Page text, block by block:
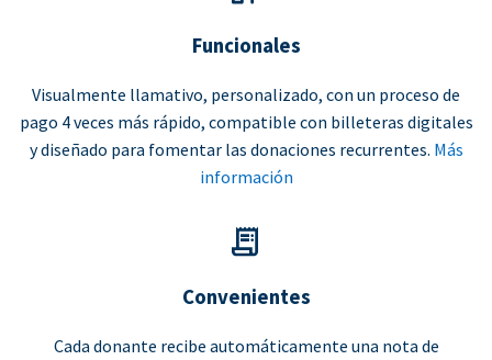
Funcionales
Visualmente llamativo, personalizado, con un proceso de
pago 4 veces más rápido, compatible con billeteras digitales
y diseñado para fomentar las donaciones recurrentes. Más
información
Convenientes
Cada donante recibe automáticamente una nota de